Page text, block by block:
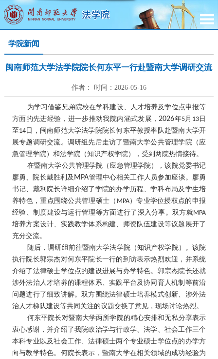
学院新闻
闽南师范大学法学院院长何东平一行赴暨南大学调研交流
作者： 时间：2026-05-16
为学习借鉴兄弟院校在学科建设、人才培养及学位点申报等
方面的先进经验，进一步推动我院内涵式发展，2026年5月 13日
至 14 日，闽南师范大学法学院院长何东平教授率队赴暨南大学开
展专题调研交流。调研组先后走访了暨南大学公共管理学院（应
急管理学院）和法学院（知识产权学院），受到两院热情接待。
在暨南大学公共管理学院（应急管理学院），该院党委书记
廖勇、院长戴胜利及 MPA管理中心相关工作人员参加座谈。廖勇
书记、戴利院长详细介绍了学院的办学历程、学科布局及学生培
养特色，重点围绕公共管理硕士（ MPA）专业学位授权点的申报
经验、制度建设与运行管理等方面进行了深入分享。双方就MPA
培养方案设计、实践教学体系构建、师资队伍建设等议题展开了
充分交流。
随后，调研组前往暨南大学法学院（知识产权学院）。该院
执行院长郭宗杰对何东平院长一行的到访表示热烈欢迎，并系统
介绍了法律硕士学位点的建设进展与办学特色。郭宗杰院长还就
涉外法治人才培养的课程体系、实践平台及协同育人机制等前沿
问题进行了细致讲解。双方围绕法律硕士培养模式创新、涉外法
治人才梯队建设等共同关注的议题交换了意见，现场讨论热烈。
何东平院长对暨南大学两所学院的精心安排和无私分享表示
衷心感谢，并介绍了我院政治学与行政学、法学、社会工作三个
本科专业以及社会工作、法律硕士两个专业硕士学位点的办学方
向与教学特色。何院长表示，暨南大学在相关领域的成功经验为